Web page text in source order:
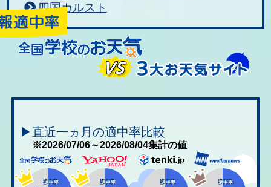
四国カルスト
▶直近一ヵ月の適中率比較
※2026/07/06～2026/08/04集計の値
適中率 適中率 適中率 適中率